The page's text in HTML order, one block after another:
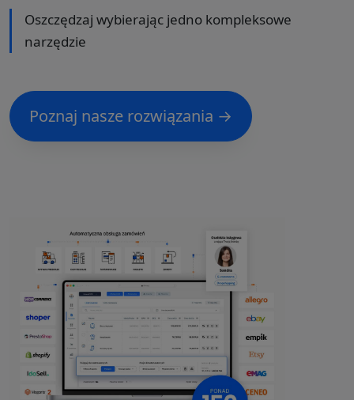
Oszczędzaj wybierając jedno kompleksowe
narzędzie
Poznaj nasze rozwiązania →